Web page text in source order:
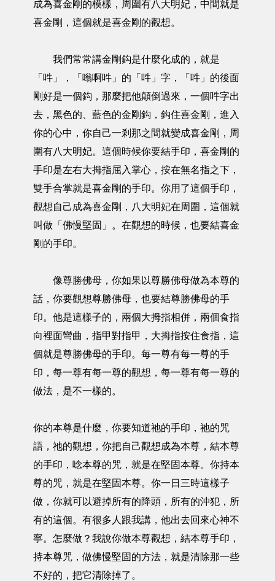
成為喜金剛的模樣，周圍有八大明妃，中間就是
喜金剛，這個就是喜金剛的觀想。
我們常常講金剛鈎是什麼化成的，就是
「吽」，「嗡啊吽」的「吽」字，「吽」的後面
剛好是一個鈎，那麼把他顛倒過來，一個吽字出
去，黑色的、藍色的金剛鈎，鈎住喜金剛，進入
你的心中，你自己一剎那之間就變成喜金剛，周
圍有八大明妃。這個時候你要結手印，喜金剛的
手印是左右大拇指屈入掌心，按在無名指之下，
雙手合掌就是喜金剛的手印。你用了這個手印，
觀想自己成為喜金剛，八大明妃在周圍，這個就
叫做「佛慢堅固」。在觀想的時候，也要結喜金
剛的手印。
像尊勝佛母，你如果以尊勝佛母做為本尊的
話，你要觀想尊勝佛母，也要結尊勝佛母的手
印。他是這樣子的，兩個大拇指相併，兩個食指
向裡面彎曲，指甲對指甲，大拇指按住食指，這
個就是尊勝佛母的手印。每一尊有每一尊的手
印，每一尊有每一尊的觀想，每一尊有每一尊的
做法，是不一樣的。
你的本尊是什麼，你要知道祂的手印，祂的咒
語，祂的觀想，你把自己觀想成為本尊，結本尊
的手印，唸本尊的咒，就是在堅固本尊。你持本
尊的咒，就是在堅固本尊。你一日三時這樣子
做，你就可以避掉所有的降頭，所有的沖犯，所
有的這個。有很多人跟我講，他出去回來心神不
寧。怎麼做？我說你做本尊觀想，結本尊手印，
持本尊咒，做佛慢堅固的方法，就是清除那一些
不好的，把它清除掉了。